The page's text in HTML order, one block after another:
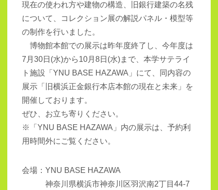
現在の使われ方や建物の構造、旧銀行建築の名残
について、コレクション展の解説パネル・模型等
の制作を行いました。
博物館本館での展示は昨年度終了し、今年度は
7月30日(水)から10月8日(水)まで、本学サテライ
ト施設「YNU BASE HAZAWA」にて、同内容の
展示「旧横浜正金銀行本店本館の現在と未来」を
開催しております。
ぜひ、お立ち寄りください。
※「YNU BASE HAZAWA」内の展示は、予約利
用時間外にご覧ください。
会場：YNU BASE HAZAWA
神奈川県横浜市神奈川区羽沢南2丁目44-7